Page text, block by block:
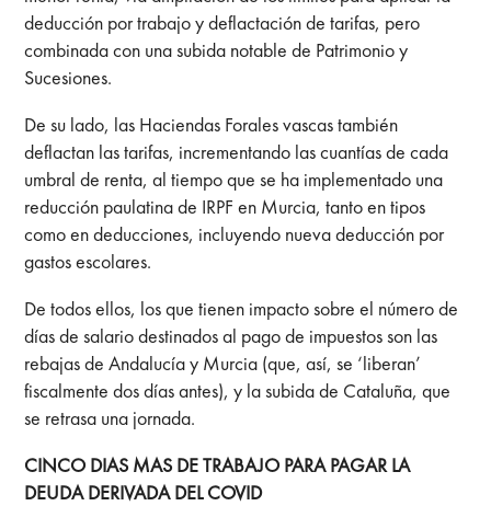
deducción por trabajo y deflactación de tarifas, pero
combinada con una subida notable de Patrimonio y
Sucesiones.
De su lado, las Haciendas Forales vascas también
deflactan las tarifas, incrementando las cuantías de cada
umbral de renta, al tiempo que se ha implementado una
reducción paulatina de IRPF en Murcia, tanto en tipos
como en deducciones, incluyendo nueva deducción por
gastos escolares.
De todos ellos, los que tienen impacto sobre el número de
días de salario destinados al pago de impuestos son las
rebajas de Andalucía y Murcia (que, así, se ‘liberan’
fiscalmente dos días antes), y la subida de Cataluña, que
se retrasa una jornada.
CINCO DIAS MAS DE TRABAJO PARA PAGAR LA
DEUDA DERIVADA DEL COVID